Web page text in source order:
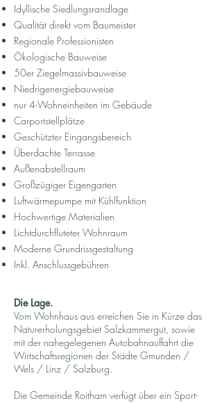
Idyllische Siedlungsrandlage
Qualität direkt vom Baumeister
Regionale Professionisten
Ökologische Bauweise
50er Ziegelmassivbauweise
Niedrigenergiebauweise
nur 4-Wohneinheiten im Gebäude
Carportstellplätze
Geschützter Eingangsbereich
Überdachte Terrasse
Außenabstellraum
Großzügiger Eigengarten
Luftwärmepumpe mit Kühlfunktion
Hochwertige Materialien
Lichtdurchfluteter Wohnraum
Moderne Grundrissgestaltung
Inkl. Anschlussgebühren
Die Lage.
Vom Wohnhaus aus erreichen Sie in Kürze das
Naturerholungsgebiet Salzkammergut, sowie
mit der nahegelegenen Autobahnauffahrt die
Wirtschaftsregionen der Städte Gmunden /
Wels / Linz / Salzburg.
Die Gemeinde Roitham verfügt über ein Sport-